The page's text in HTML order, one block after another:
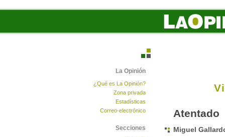
Atentado
Miguel
La Opinión
¿Qué es La Opinión?
Zona privada
Estadísticas
Correo-electrónico
Secciones